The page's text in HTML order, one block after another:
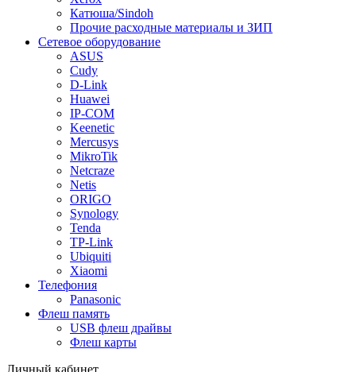
Катюша/Sindoh
Прочие расходные материалы и ЗИП
Сетевое оборудование
ASUS
Cudy
D-Link
Huawei
IP-COM
Keenetic
Mercusys
MikroTik
Netcraze
Netis
ORIGO
Synology
Tenda
TP-Link
Ubiquiti
Xiaomi
Телефония
Panasonic
Флеш память
USB флеш драйвы
Флеш карты
Личный кабинет